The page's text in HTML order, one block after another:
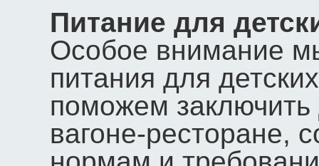
Питание для
Особое внимание
питания для
поможем заключить
вагоне-ресторане,